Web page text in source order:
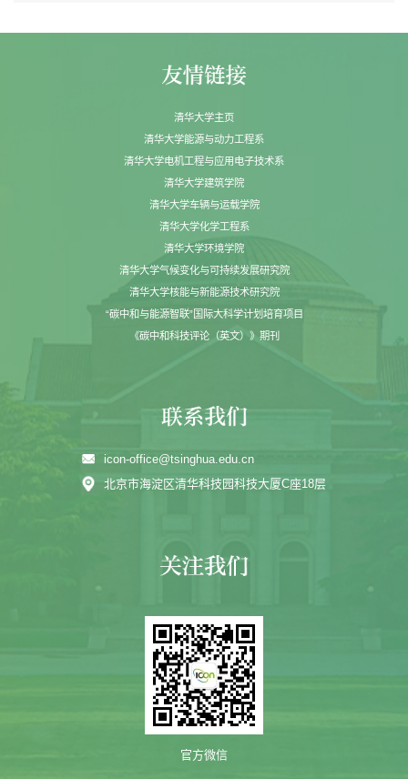
清华大学主页
清华大学能源与动力工程系
清华大学电机工程与应用电子技术系
清华大学建筑学院
清华大学车辆与运载学院
清华大学化学工程系
清华大学环境学院
清华大学气候变化与可持续发展研究院
清华大学核能与新能源技术研究院
“碳中和与能源智联”国际大科学计划培育项目
《碳中和科技评论（英文）》期刊
icon-office@tsinghua.edu.cn
北京市海淀区清华科技园科技大厦C座18层
官方微信